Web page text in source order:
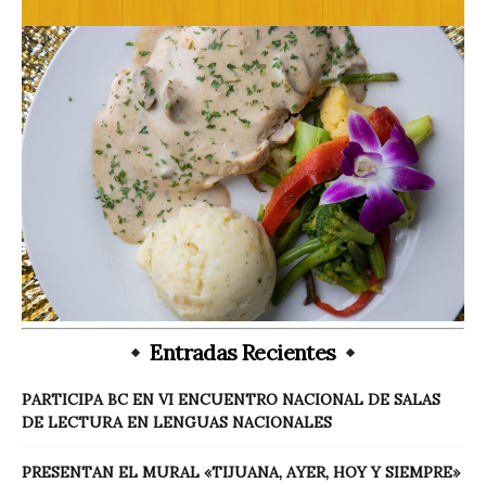
Entradas Recientes
PARTICIPA BC EN VI ENCUENTRO NACIONAL DE SALAS
DE LECTURA EN LENGUAS NACIONALES
PRESENTAN EL MURAL «TIJUANA, AYER, HOY Y SIEMPRE»